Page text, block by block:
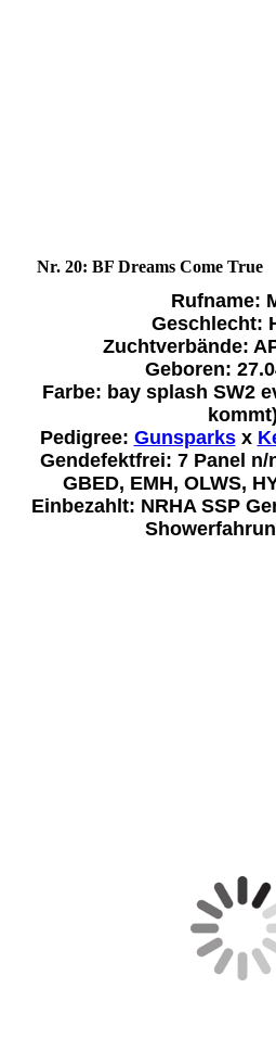
Nr. 20: BF Dreams Come
Rufname:
Geschlecht:
Zuchtverbände:
Geboren:
Farbe: bay splash SW2
kommt)
Pedigree: Gunsparksx
Gendefektfrei: 7 Panel n/
GBED, EMH, OLWS,
Einbezahlt: NRHA SSP